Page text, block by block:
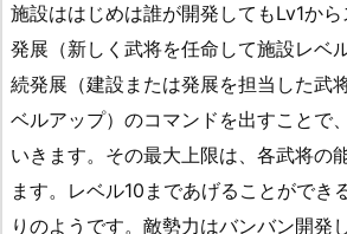
施設ははじめは誰が開発してもLv1か
発展（新しく武将を任命して施設レベ
続発展（建設または発展を担当した武
ベルアップ）のコマンドを出すことで
いきます。その最大上限は、各武将の
ます。レベル10まであげることができ
りのようです。敵勢力はバンバン開発